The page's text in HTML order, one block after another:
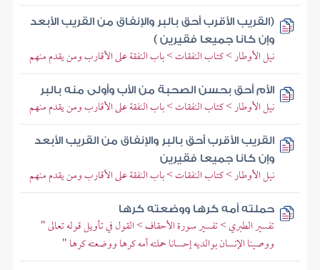
(القريب الأقرب أحق بالبر والإنفاق من القريب الأبعد
وإن كانا جميعا فقيرين )
نيل الأوطار > كتاب النفقات > باب النفقة على الأقارب ومن يقدم منهم
الأم أحق بحسن الصحبة من الأب وأولى منه بالبر
نيل الأوطار > كتاب النفقات > باب النفقة على الأقارب ومن يقدم منهم
القريب الأقرب أحق بالبر والإنفاق من القريب الأبعد
وإن كانا جميعا فقيرين
نيل الأوطار > كتاب النفقات > باب النفقة على الأقارب ومن يقدم منهم
حملته أمه كرها ووضعته كرها
تفسير الطبري > تفسير سورة الأحقاف > القول في تأويل قوله تعالى "
ووصينا الإنسان بوالديه إحسانا حملته أمه كرها ووضعته كرها "